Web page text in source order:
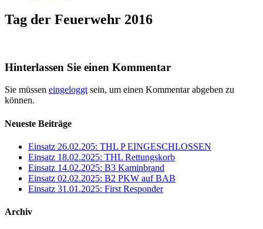
Tag der Feuerwehr 2016
Hinterlassen Sie einen Kommentar
Sie müssen eingeloggt sein, um einen Kommentar abgeben zu
können.
Neueste Beiträge
Einsatz 26.02.205: THL P EINGESCHLOSSEN
Einsatz 18.02.2025: THL Rettungskorb
Einsatz 14.02.2025: B3 Kaminbrand
Einsatz 02.02.2025: B2 PKW auf BAB
Einsatz 31.01.2025: First Responder
Archiv